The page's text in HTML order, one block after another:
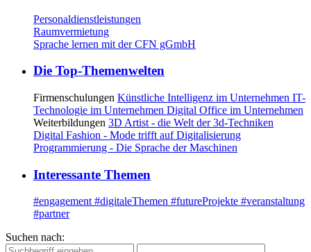
Personaldienstleistungen
Raumvermietung
Sprache lernen mit der CFN gGmbH
Die Top-Themenwelten
Firmenschulungen Künstliche Intelligenz im Unternehmen IT-
Technologie im Unternehmen Digital Office im Unternehmen
Weiterbildungen 3D Artist - die Welt der 3d-Techniken
Digital Fashion - Mode trifft auf Digitalisierung
Programmierung - Die Sprache der Maschinen
Interessante Themen
#engagement #digitaleThemen #futureProjekte #veranstaltung
#partner
Suchen nach: